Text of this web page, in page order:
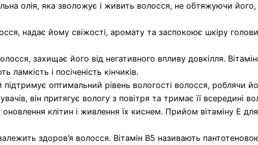
олія, яка зволожує і живить волосся, не обтяжуючи
надає йому свіжості, аромату та заспокоює шкіру
захищає його від негативного впливу довкілля.
ламкість і посіченість кінчиків.
оптимальний рівень вологості волосся, роблячи
він притягує вологу з повітря та тримає її всередині
клітин і живлення їх киснем. Прийом вітаміну Е
здоров’я волосся. Вітамін В5 називають